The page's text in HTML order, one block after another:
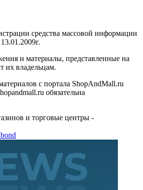
средства массовой информации
и материалы, представленные на
их владельцам.
с портала ShopAndMall.ru
обязательна
и торговые центры -